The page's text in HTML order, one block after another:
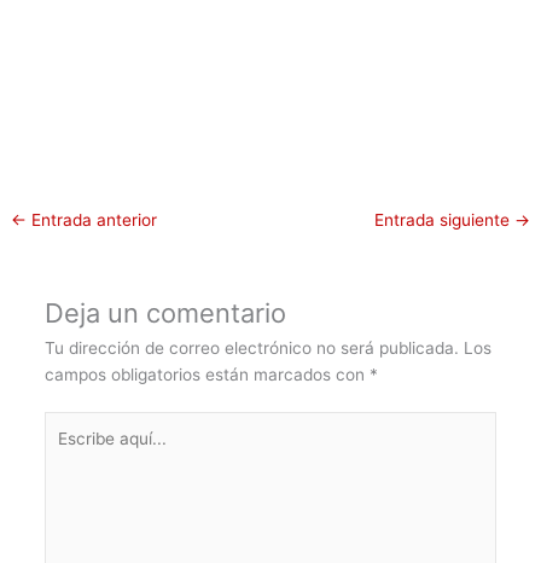
← Entrada anterior Entrada siguiente →
Deja un comentario
Tu dirección de correo electrónico no será publicada. Los
campos obligatorios están marcados con *
aquí...